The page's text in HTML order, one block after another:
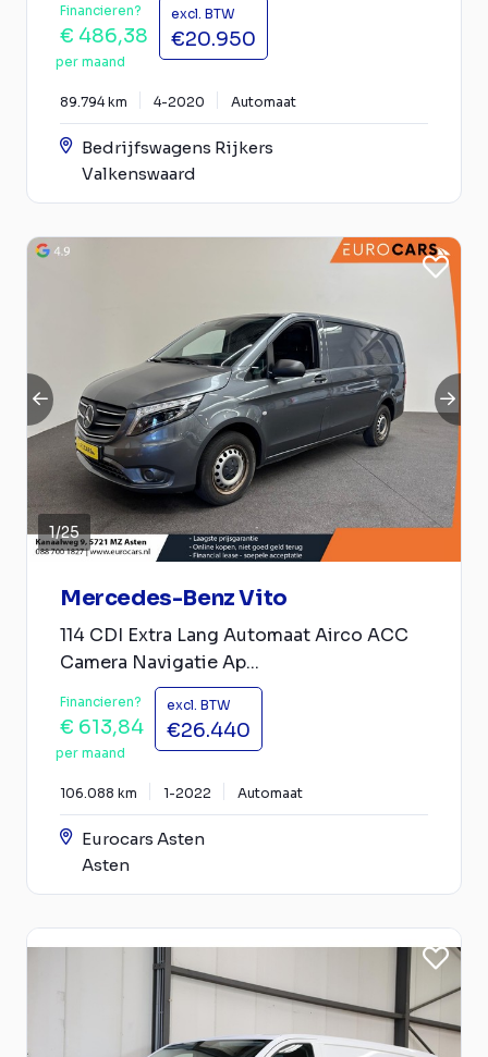
Financieren?
€ 486,38
per maand
excl. BTW
€20.950
89.794 km 4-2020 Automaat
Bedrijfswagens Rijkers
Valkenswaard
1/25
Mercedes-Benz Vito
114 CDI Extra Lang Automaat Airco ACC
Camera Navigatie Ap...
Financieren?
€ 613,84
per maand
excl. BTW
€26.440
106.088 km 1-2022 Automaat
Eurocars Asten
Asten